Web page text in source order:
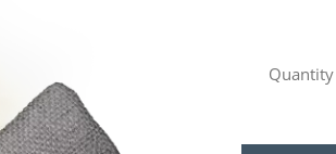
Quantity